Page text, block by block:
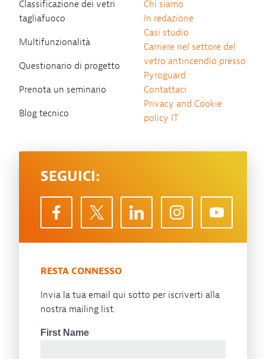
Classificazione dei vetri
tagliafuoco
Multifunzionalità
Questionario di progetto
Prenota un seminario
Blog tecnico
Chi siamo
In redazione
Casi studio
Carriere nel settore del
vetro antincendio presso
Pyroguard
Contattaci
Privacy and Cookie
policy IT
SEGUICI:
RESTA CONNESSO
Invia la tua email qui sotto per iscriverti alla
nostra mailing list.